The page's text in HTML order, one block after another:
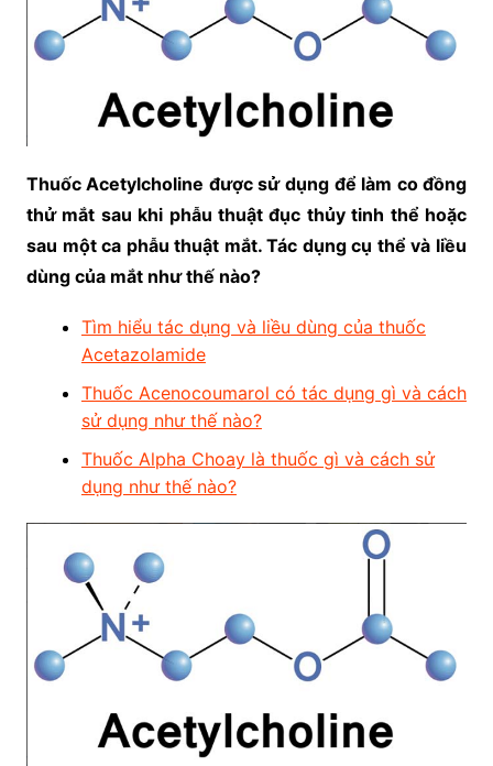
Thuốc Acetylcholine được sử dụng để làm co đồng
thử mắt sau khi phẫu thuật đục thủy tinh thể hoặc
sau một ca phẫu thuật mắt. Tác dụng cụ thể và liều
dùng của mắt như thế nào?
Tìm hiểu tác dụng và liều dùng của thuốc
Acetazolamide
Thuốc Acenocoumarol có tác dụng gì và cách
sử dụng như thế nào?
Thuốc Alpha Choay là thuốc gì và cách sử
dụng như thế nào?